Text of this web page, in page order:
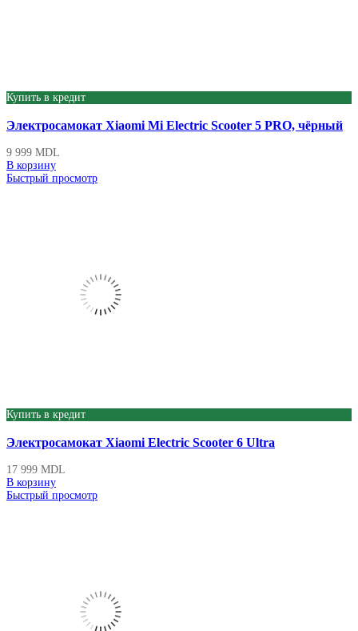
Купить в кредит
Электросамокат Xiaomi Mi Electric Scooter 5 PRO, чёрный
9 999 MDL
В корзину
Быстрый просмотр
Купить в кредит
Электросамокат Xiaomi Electric Scooter 6 Ultra
17 999 MDL
В корзину
Быстрый просмотр